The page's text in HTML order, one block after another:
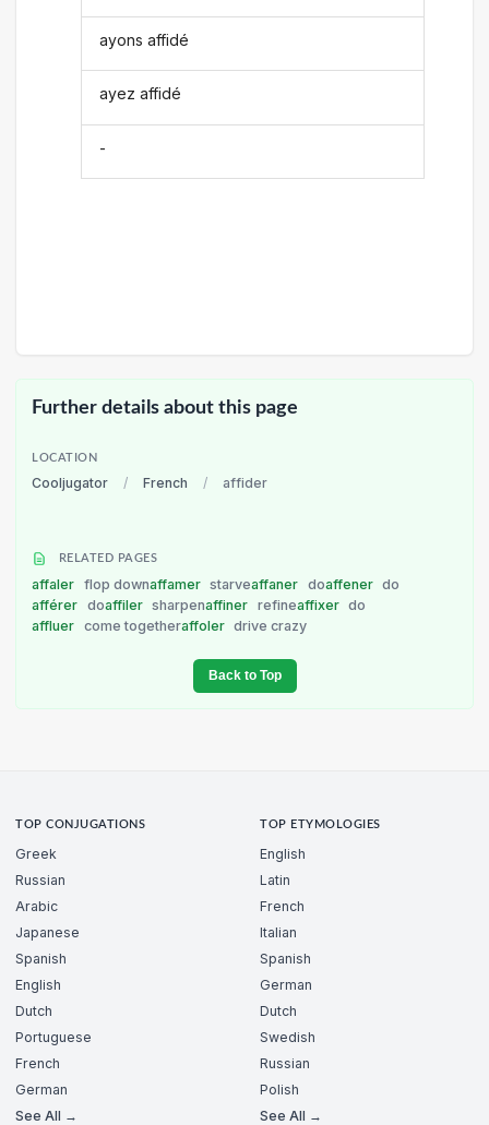
ayons affidé
ayez affidé
-
Further details about this page
LOCATION
Cooljugator / French / affider
RELATED PAGES
affaler flop downaffamer starveaffaner doaffener do
afférer doaffiler sharpenaffiner refineaffixer do
affluer come togetheraffoler drive crazy
Back to Top
TOP CONJUGATIONS
Greek
Russian
Arabic
Japanese
Spanish
English
Dutch
Portuguese
French
German
See All →
TOP ETYMOLOGIES
English
Latin
French
Italian
Spanish
German
Dutch
Swedish
Russian
Polish
See All →